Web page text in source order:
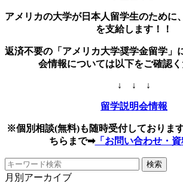
アメリカの大学が日本人留学生のために
を支給します！！
返済不要の「アメリカ大学奨学金留学」
会情報については以下をご確認く
↓ ↓ ↓
留学説明会情報
※個別相談(無料)も随時受付しておりま
ちらまで➡「お問い合わせ・資
月別アーカイブ